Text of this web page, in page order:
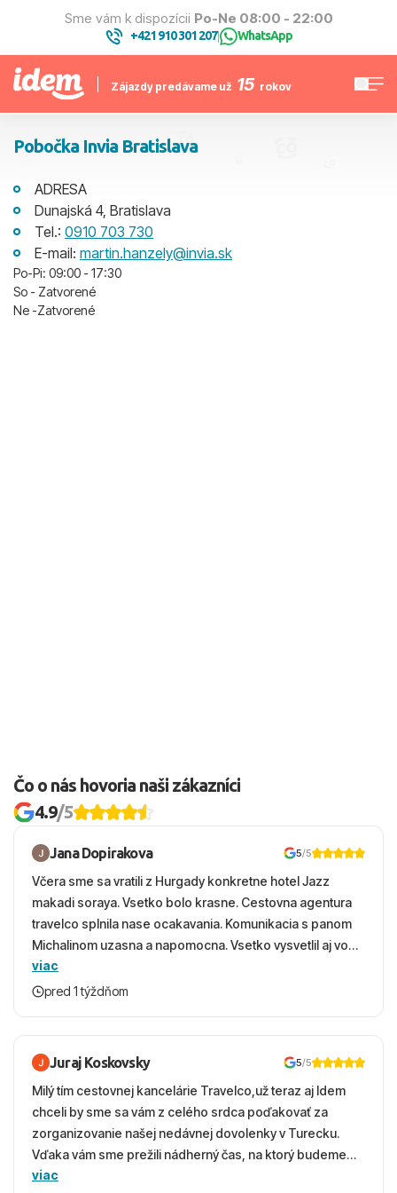
Sme vám k dispozícii Po-Ne 08:00 - 22:00
+421 910 301 207| WhatsApp
Zájazdy predávame už 15 rokov
Pobočka Invia Bratislava
ADRESA
Dunajská 4, Bratislava
Tel.: 0910 703 730
E-mail: martin.hanzely@invia.sk
Po-Pi: 09:00 - 17:30
So - Zatvorené
Ne -Zatvorené
Čo o nás hovoria naši zákazníci
4.9/5
Jana Dopirakova 5/5
Včera sme sa vratili z Hurgady konkretne hotel Jazz
makadi soraya. Vsetko bolo krasne. Cestovna agentura
travelco splnila nase ocakavania. Komunikacia s panom
Michalinom uzasna a napomocna. Vsetko vysvetlil aj vo
vecernych hodinach zaco sa ospravedlnujem. Hotel
krasny, cisty. Sluzby top. Strava, prostredie, more,
viac
pred 1 týždňom
Juraj Koskovsky 5/5
Milý tím cestovnej kancelárie Travelco,už teraz aj Idem
chceli by sme sa vám z celého srdca poďakovať za
zorganizovanie našej nedávnej dovolenky v Turecku.
Vďaka vám sme prežili nádherný čas, na ktorý budeme
ešte dlho s úsmevom spomínať. ​Všetko prebehlo
viac